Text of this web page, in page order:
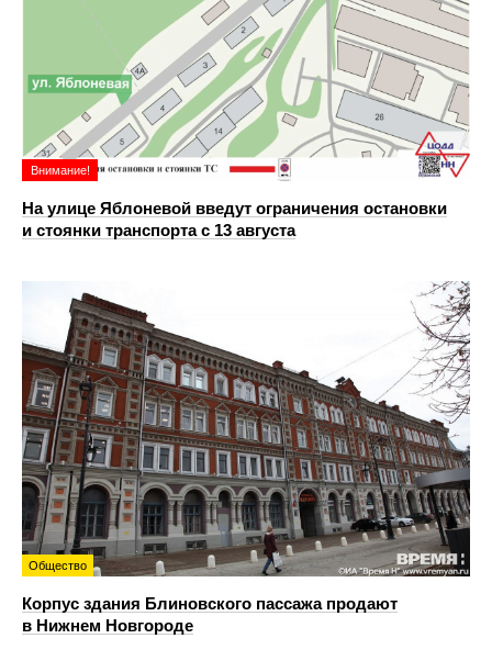
Внимание!
На улице Яблоневой введут ограничения остановки
и стоянки транспорта с 13 августа
Общество
Корпус здания Блиновского пассажа продают
в Нижнем Новгороде